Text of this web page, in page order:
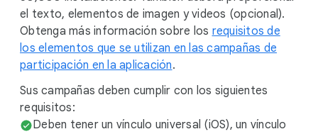
el texto, elementos de imagen y videos (opcional).
Obtenga más información sobre los requisitos de
los elementos que se utilizan en las campañas de
participación en la aplicación.
Sus campañas deben cumplir con los siguientes
requisitos:
Deben tener un vínculo universal (iOS), un vínculo